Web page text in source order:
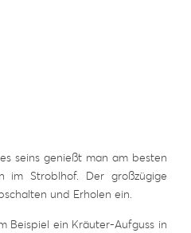
seins genießt man am besten
im Stroblhof. Der großzügige
und Erholen ein.
Beispiel ein Kräuter-Aufguss in